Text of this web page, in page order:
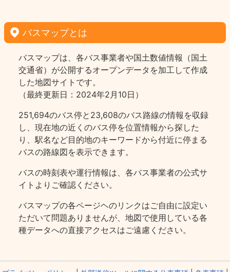
バスマップとは
バスマップは、各バス事業者や国土数値情報（国土
交通省）が公開するオープンデータを加工して作成
した地図サイトです。
（最終更新日：2024年2月10日）
251,694のバス停と23,608のバス路線の情報を収録
し、現在地の近くのバス停を位置情報から探した
り、駅名など目的地のキーワードから付近に停まる
バスの路線図を表示できます。
バスの時刻表や運行情報は、各バス事業者の公式サ
イトよりご確認ください。
バスマップの各ページヘのリンクはご自由に設定い
ただいて問題ありませんが、地図で使用している各
種データへの直接アクセスはご遠慮ください。